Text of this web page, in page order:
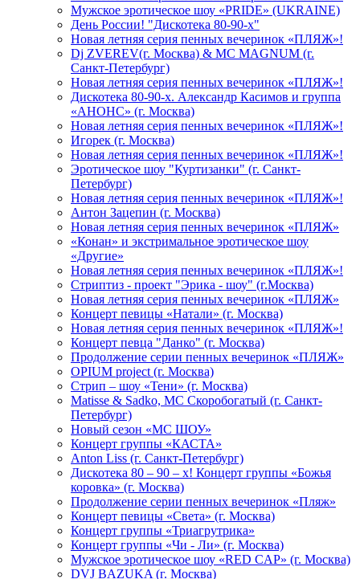
Мужское эротическое шоу «PRIDE» (UKRAINE)
День России! "Дискотека 80-90-х"
Новая летняя серия пенных вечеринок «ПЛЯЖ»!
Dj ZVEREV(г. Москва) & MC MAGNUM (г.
Санкт-Петербург)
Новая летняя серия пенных вечеринок «ПЛЯЖ»!
Дискотека 80-90-х. Александр Касимов и группа
«АНОНС» (г. Москва)
Новая летняя серия пенных вечеринок «ПЛЯЖ»!
Игорек (г. Москва)
Новая летняя серия пенных вечеринок «ПЛЯЖ»!
Эротическое шоу "Куртизанки" (г. Санкт-
Петербург)
Новая летняя серия пенных вечеринок «ПЛЯЖ»!
Антон Зацепин (г. Москва)
Новая летняя серия пенных вечеринок «ПЛЯЖ»
«Конан» и экстримальное эротическое шоу
«Другие»
Новая летняя серия пенных вечеринок «ПЛЯЖ»!
Стриптиз - проект "Эрика - шоу" (г.Москва)
Новая летняя серия пенных вечеринок «ПЛЯЖ»
Концерт певицы «Натали» (г. Москва)
Новая летняя серия пенных вечеринок «ПЛЯЖ»!
Концерт певца "Данко" (г. Москва)
Продолжение серии пенных вечеринок «ПЛЯЖ»
OPIUM project (г. Москва)
Стрип – шоу «Тени» (г. Москва)
Matissе & Sadko, MC Скоробогатый (г. Санкт-
Петербург)
Новый сезон «МС ШОУ»
Концерт группы «КАСТА»
Anton Liss (г. Санкт-Петербург)
Дискотека 80 – 90 – х! Концерт группы «Божья
коровка» (г. Москва)
Продолжение серии пенных вечеринок «Пляж»
Концерт певицы «Света» (г. Москва)
Концерт группы «Триагрутрика»
Концерт группы «Чи - Ли» (г. Москва)
Мужское эротическое шоу «RED CAP» (г. Москва)
DVJ BAZUKA (г. Москва)